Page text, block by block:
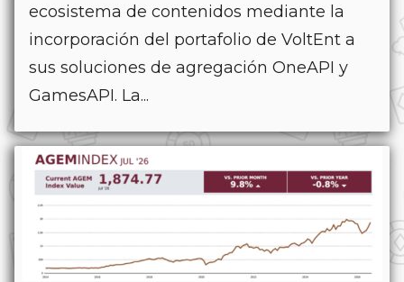
ecosistema de contenidos mediante la
incorporación del portafolio de VoltEnt a
sus soluciones de agregación OneAPI y
GamesAPI. La...